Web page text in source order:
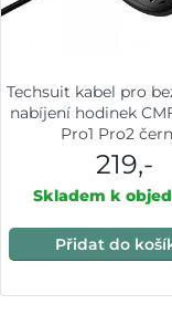
Techsuit kabel pro
nabíjení hodinek
Pro1 Pro2
219,-
Skladem k
Přidat do